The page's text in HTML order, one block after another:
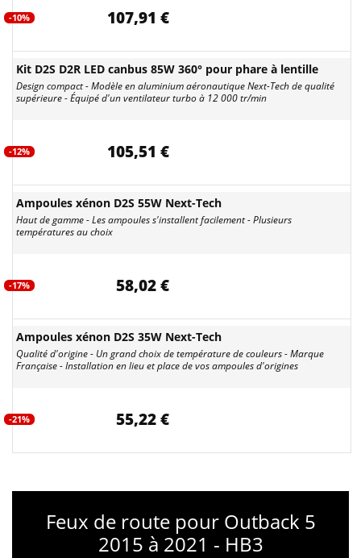
-10% 107,91 €
Kit D2S D2R LED canbus 85W 360° pour phare à lentille
Design compact - Modèle en aluminium aéronautique Next-Tech de qualité
supérieure - Équipé d'un ventilateur turbo à 12 000 tr/min
-12% 105,51 €
Ampoules xénon D2S 55W Next-Tech
Haut de gamme - Les ampoules s'installent facilement - Plusieurs
températures au choix
-17% 58,02 €
Ampoules xénon D2S 35W Next-Tech
Qualité d'origine - Un grand choix de température de couleurs - Marque
Française - Installation en lieu et place de vos ampoules d'origines
-21% 55,22 €
Feux de route pour Outback 5
2015 à 2021 - HB3